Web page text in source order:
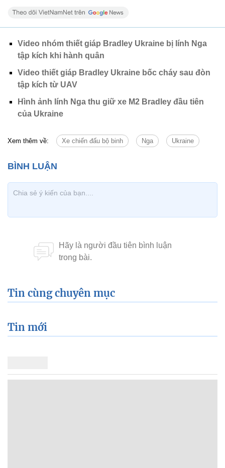
Video nhóm thiết giáp Bradley Ukraine bị lính Nga
tập kích khi hành quân
Video thiết giáp Bradley Ukraine bốc cháy sau đòn
tập kích từ UAV
Hình ảnh lính Nga thu giữ xe M2 Bradley đầu tiên
của Ukraine
Xem thêm về: Xe chiến đấu bộ binh Nga Ukraine
Tin cùng chuyên mục
Tin mới